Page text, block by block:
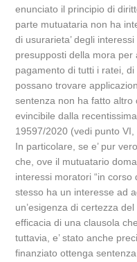
enunciato il principio di
parte mutuataria non ha
di usurarieta’ degli
presupposti della mora per
pagamento di tutti i ratei,
possano trovare
sentenza non ha fatto altro
evincibile dalla
19597/2020 (vedi punto VI,
In particolare, se e’ pur
che, ove il mutuatario
interessi moratori “in corso
stesso ha un interesse ad
un’esigenza di certezza
efficacia di una clausola
tuttavia, e’ stato anche
finanziato ottenga sentenza